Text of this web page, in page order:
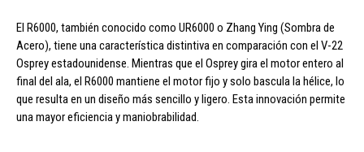
El R6000, también conocido como UR6000 o Zhang Ying (Sombra de
Acero), tiene una característica distintiva en comparación con el V-22
Osprey estadounidense. Mientras que el Osprey gira el motor entero al
final del ala, el R6000 mantiene el motor fijo y solo bascula la hélice, lo
que resulta en un diseño más sencillo y ligero. Esta innovación permite
una mayor eficiencia y maniobrabilidad.